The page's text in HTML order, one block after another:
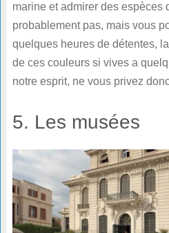
marine et admirer des espèces
probablement pas, mais vous
quelques heures de détentes,
de ces couleurs si vives a
notre esprit, ne vous privez
5. Les musées